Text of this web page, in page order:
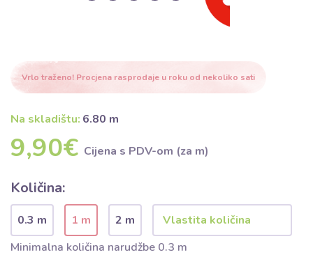
Vrlo traženo! Procjena rasprodaje u roku od nekoliko sati
Na skladištu: 6.80 m
9,90€ Cijena s PDV-om (za m)
Količina:
0.3 m 1 m
2 m
Minimalna količina narudžbe 0.3 m